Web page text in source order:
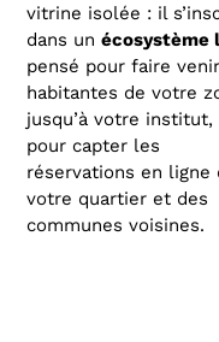
vitrine isolée : il
dans unécosystème
pensé pour faire
habitantes de votre
jusqu’à votre institut,
pour capter les
réservations en ligne
votre quartier et des
communes voisines.